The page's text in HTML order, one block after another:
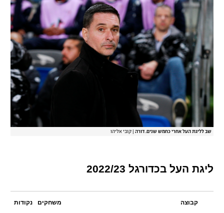
שב לליגת העל אחרי כחמש שנים. דורה קובי אליהו
ליגת העל בכדורגל 2022/23
קבוצה משחקים נקודות